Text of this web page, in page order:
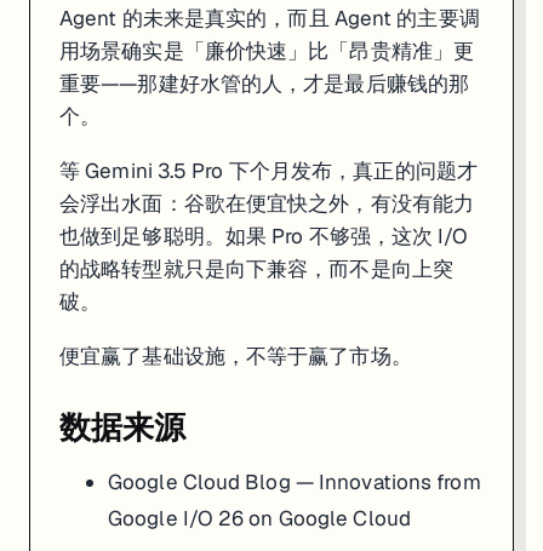
Agent 的未来是真实的，而且 Agent 的主要调
用场景确实是「廉价快速」比「昂贵精准」更
重要——那建好水管的人，才是最后赚钱的那
个。
等 Gemini 3.5 Pro 下个月发布，真正的问题才
会浮出水面：谷歌在便宜快之外，有没有能力
也做到足够聪明。如果 Pro 不够强，这次 I/O
的战略转型就只是向下兼容，而不是向上突
破。
便宜赢了基础设施，不等于赢了市场。
数据来源
Google Cloud Blog — Innovations from
Google I/O 26 on Google Cloud